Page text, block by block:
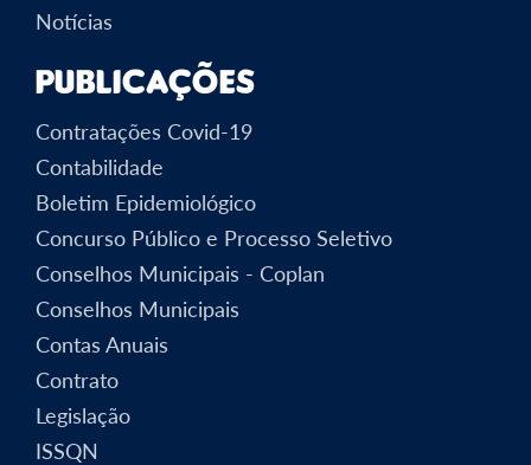
Notícias
Publicações
Contratações Covid-19
Contabilidade
Boletim Epidemiológico
Concurso Público e Processo Seletivo
Conselhos Municipais - Coplan
Conselhos Municipais
Contas Anuais
Contrato
Legislação
ISSQN